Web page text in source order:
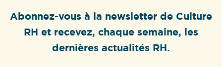
Abonnez-vous à la newsletter de Culture
RH et recevez, chaque semaine, les
dernières actualités RH.